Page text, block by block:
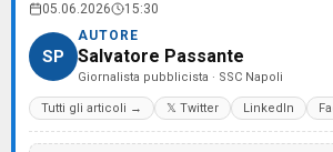
05.06.2026 15:30
SP
AUTORE
Salvatore Passante
Giornalista pubblicista · SSC Napoli
Tutti gli articoli → 𝕏 Twitter LinkedIn